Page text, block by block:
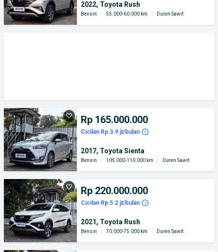
2022, Toyota Rush
Bensin 55.000-60.000 km Duren Sawit
Rp 165.000.000
Cicilan Rp 3.9 jt/bulan
2017, Toyota Sienta
Bensin 105.000-110.000 km Duren Sawit
Rp 220.000.000
Cicilan Rp 5.2 jt/bulan
2021, Toyota Rush
Bensin 70.000-75.000 km Duren Sawit